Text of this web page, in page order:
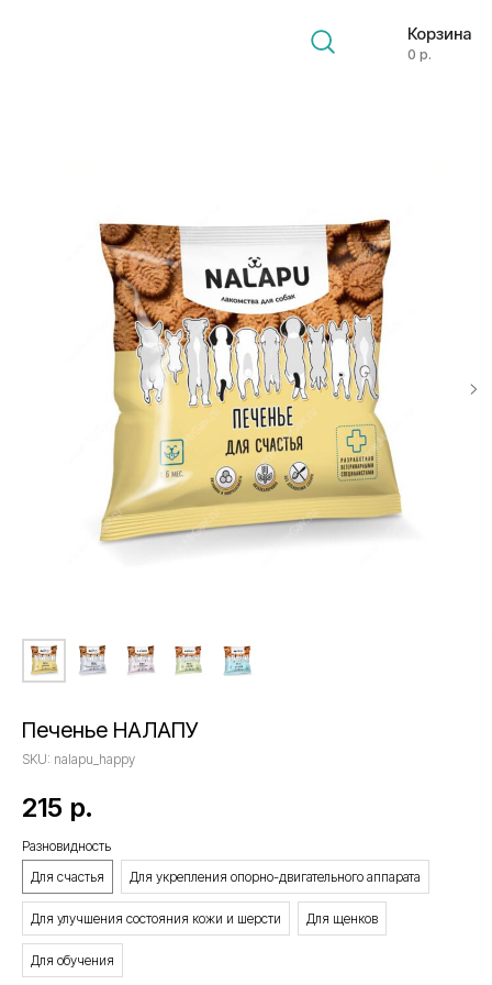
Корзина
0 р.
Печенье НАЛАПУ
SKU: nalapu_happy
215 р.
Разновидность
Для счастья
Для укрепления опорно-двигательного аппарата
Для улучшения состояния кожи и шерсти Для щенков
Для обучения